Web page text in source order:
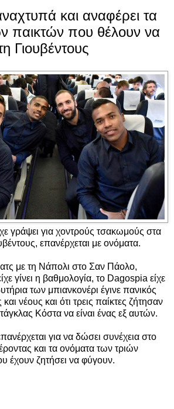
και αναφέρει τα
παικτών που θέλουν να
Γιουβέντους
γράψει για χοντρούς τσακωμούς στα
επανέρχεται με ονόματα.
με τη Νάπολι στο Σαν Πάολο,
γίνει η βαθμολογία, το Dagospia είχε
των μπιανκονέρι έγινε πανικός
νέους και ότι τρεις παίκτες ζήτησαν
Κόστα να είναι ένας εξ αυτών.
για να δώσει συνέχεια στο
και τα ονόματα των τριών
έχουν ζητήσει να φύγουν.